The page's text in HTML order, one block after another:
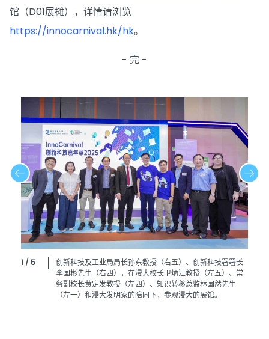
馆（D01展摊），详情请浏览
https://innocarnival.hk/hk。
- 完 -
1 / 5
创新科技及工业局局长孙东教授（右五）、创新科技署署长
李国彬先生（右四），在浸大校长卫炳江教授（左五）、常
务副校长黄定发教授（左四）、知识转移总监林国然先生
（左一）和浸大发明家的陪同下，参观浸大的展馆。